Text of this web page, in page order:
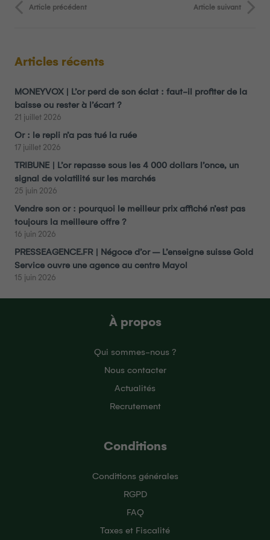
Article précédent Article suivant
Articles récents
MONEYVOX | L’or perd de son éclat : faut-il profiter de la
baisse ou rester à l’écart ?
21 juillet 2026
Or : le repli n’a pas tué la ruée
17 juillet 2026
TRIBUNE | L’or repasse sous les 4 000 dollars l’once, un
signal de volatilité sur les marchés
25 juin 2026
Vendre son or : pourquoi le meilleur prix affiché n’est pas
toujours la meilleure offre ?
16 juin 2026
PRESSEAGENCE.FR | Négoce d’or – L’enseigne suisse Gold
Service ouvre une agence au centre Mayol
15 juin 2026
À propos
Qui sommes-nous ?
Nous contacter
Actualités
Recrutement
Conditions
Conditions générales
RGPD
FAQ
Taxes et Fiscalité